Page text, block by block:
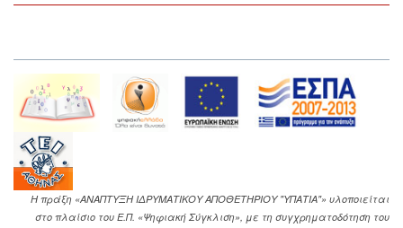
Η πράξη «ΑΝΑΠΤΥΞΗ ΙΔΡΥΜΑΤΙΚΟΥ ΑΠΟΘΕΤΗΡΙΟΥ "ΥΠΑΤΙΑ"» υλοποιείται
στο πλαίσιο του Ε.Π. «Ψηφιακή Σύγκλιση», με τη συγχρηματοδότηση του